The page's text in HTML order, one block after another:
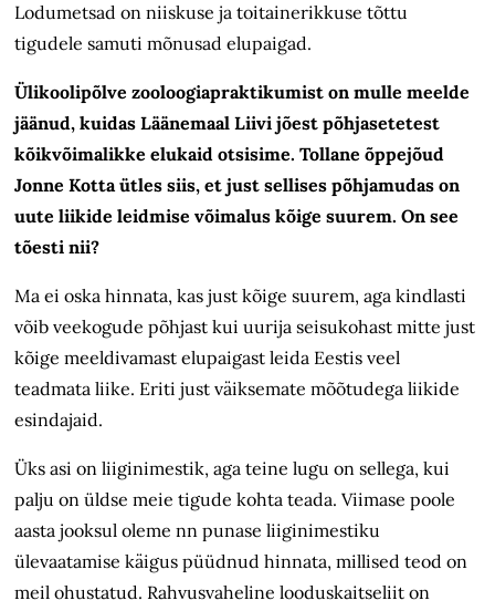
Lodumetsad on niiskuse ja toitainerikkuse tõttu
tigudele samuti mõnusad elupaigad.
Ülikoolipõlve zooloogiapraktikumist on mulle meelde
jäänud, kuidas Läänemaal Liivi jõest põhjasetetest
kõikvõimalikke elukaid otsisime. Tollane õppejõud
Jonne Kotta ütles siis, et just sellises põhjamudas on
uute liikide leidmise võimalus kõige suurem. On see
tõesti nii?
Ma ei oska hinnata, kas just kõige suurem, aga kindlasti
võib veekogude põhjast kui uurija seisukohast mitte just
kõige meeldivamast elupaigast leida Eestis veel
teadmata liike. Eriti just väiksemate mõõtudega liikide
esindajaid.
Üks asi on liiginimestik, aga teine lugu on sellega, kui
palju on üldse meie tigude kohta teada. Viimase poole
aasta jooksul oleme nn punase liiginimestiku
ülevaatamise käigus püüdnud hinnata, millised teod on
meil ohustatud. Rahvusvaheline looduskaitseliit on